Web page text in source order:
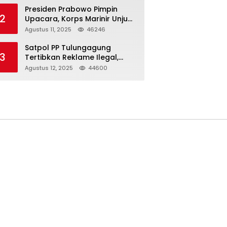
2
Presiden Prabowo Pimpin
Upacara, Korps Marinir Unjuk
Kekuatan dan Resmikan
Agustus 11, 2025 46246
3
Satpol PP Tulungagung
Tertibkan Reklame Ilegal,
Wujudkan Kota yang Rapi
Agustus 12, 2025 44600